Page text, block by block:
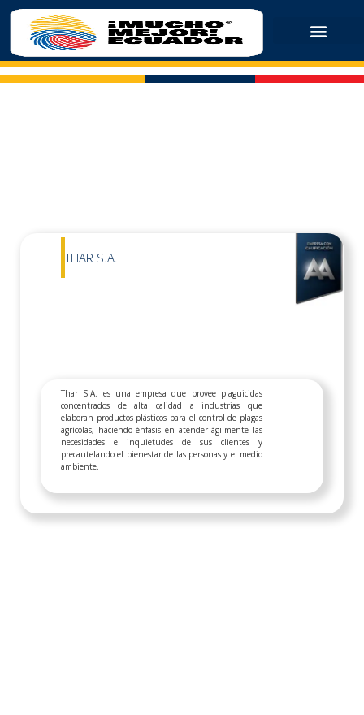
THAR S.A.
Thar S.A. es una empresa que provee plaguicidas
concentrados de alta calidad a industrias que
elaboran productos plásticos para el control de plagas
agrícolas, haciendo énfasis en atender ágilmente las
necesidades e inquietudes de sus clientes y
precautelando el bienestar de las personas y el medio
ambiente.